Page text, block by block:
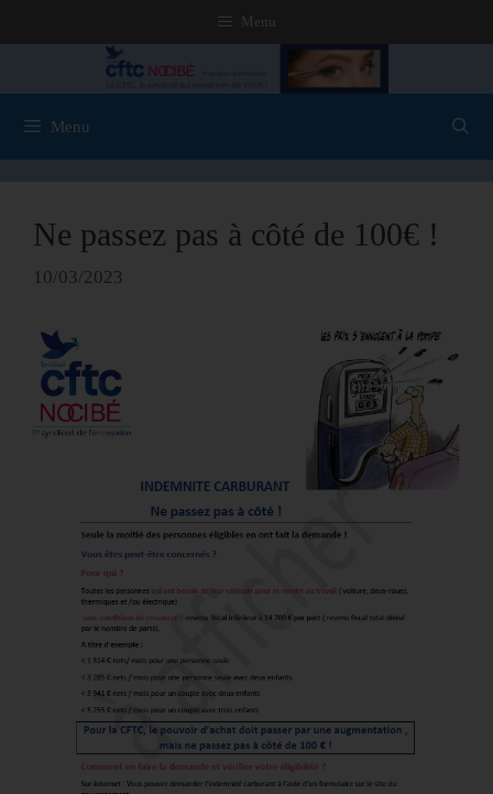
Menu
Menu
Ne passez pas à côté de 100€ !
10/03/2023